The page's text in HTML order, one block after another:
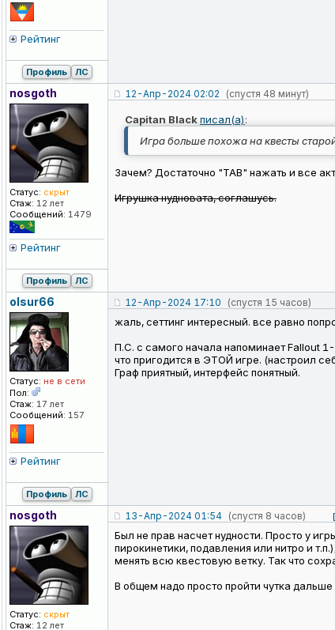
Рейтинг
Профиль ЛС
nosgoth
Статус: скрыт
Стаж: 12 лет
Сообщений: 1479
Рейтинг
12-Апр-2024 02:02 (спустя 48 минут)
Capitan Blackписал(а):
Игра больше похожа на квесты
Зачем? Достаточно "ТАВ" нажать и все
Игрушка нудновата, соглашусь.
Профиль ЛС
olsur66
Статус: не в сети
Пол:
Стаж: 17 лет
Сообщений: 157
Рейтинг
12-Апр-2024 17:10 (спустя 15 часов)
жаль, сеттинг интересный. все равно
П.С. с самого начала напоминает Fallout
что пригодится в ЭТОЙ игре. (настроил
Граф приятный, интерфейс понятный.
Профиль ЛС
nosgoth
Статус: скрыт
Стаж: 12 лет
13-Апр-2024 01:54 (спустя 8 часов)
Был не прав насчет нудности. Просто у
пирокинетики, подавления или нитро и
менять всю квестовую ветку. Так что
В общем надо просто пройти чутка